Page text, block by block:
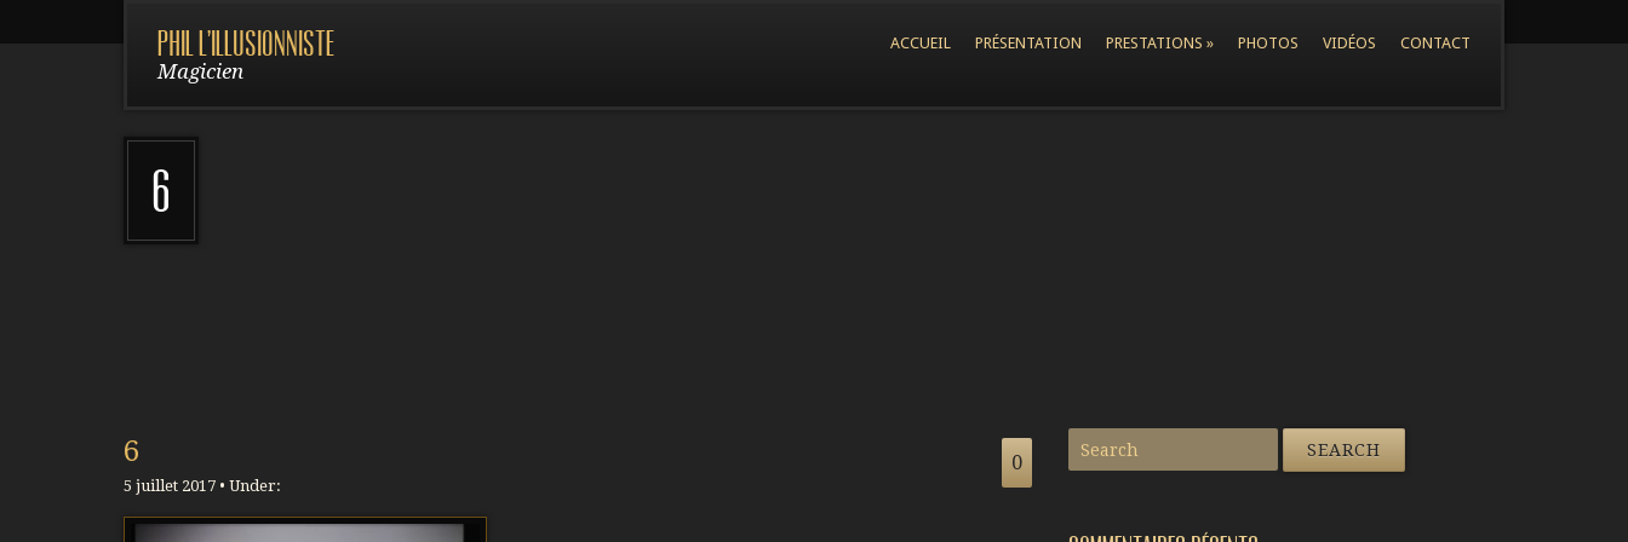
Phil l'illusionniste
Magicien
ACCUEIL PRÉSENTATION PRESTATIONS » PHOTOS VIDÉOS CONTACT
6
6
5 juillet 2017 • Under:
0